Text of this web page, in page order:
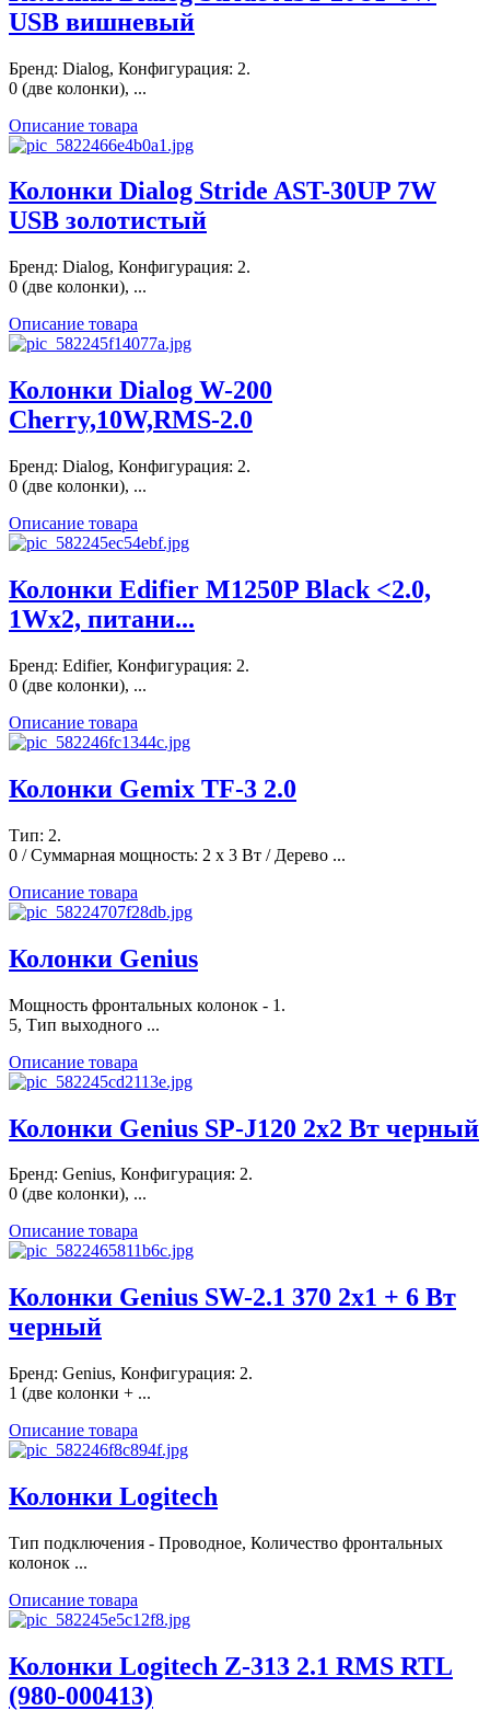
USB вишневый
Бренд: Dialog, Конфигурация: 2.
0 (две колонки), ...
Описание товара
Колонки Dialog Stride AST-30UP 7W
USB золотистый
Бренд: Dialog, Конфигурация: 2.
0 (две колонки), ...
Описание товара
Колонки Dialog W-200
Cherry,10W,RMS-2.0
Бренд: Dialog, Конфигурация: 2.
0 (две колонки), ...
Описание товара
Колонки Edifier M1250P Black <2.0,
1Wx2, питани...
Бренд: Edifier, Конфигурация: 2.
0 (две колонки), ...
Описание товара
Колонки Gemix TF-3 2.0
Тип: 2.
0 / Суммарная мощность: 2 x 3 Вт / Дерево ...
Описание товара
Колонки Genius
Мощность фронтальных колонок - 1.
5, Тип выходного ...
Описание товара
Колонки Genius SP-J120 2х2 Вт черный
Бренд: Genius, Конфигурация: 2.
0 (две колонки), ...
Описание товара
Колонки Genius SW-2.1 370 2x1 + 6 Вт
черный
Бренд: Genius, Конфигурация: 2.
1 (две колонки + ...
Описание товара
Колонки Logitech
Тип подключения - Проводное, Количество фронтальных
колонок ...
Описание товара
Колонки Logitech Z-313 2.1 RMS RTL
(980-000413)